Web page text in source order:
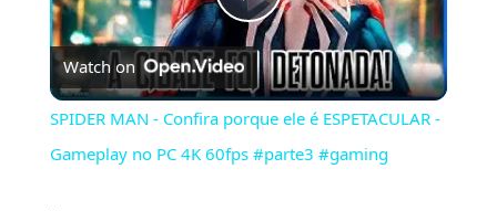
Play
Video
Watch on
SPIDER MAN - Confira porque ele é ESPETACULAR -
Gameplay no PC 4K 60fps #parte3 #gaming